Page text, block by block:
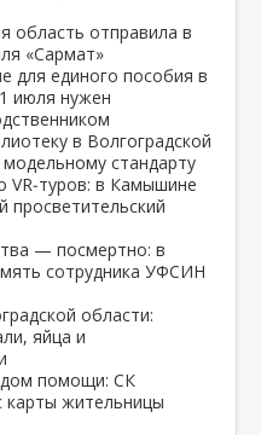
область отправила в
«Сармат»
для единого пособия в
июля нужен
в Волгоградской
стандарту
VR‑туров: в Камышине
просветительский
— посмертно: в
сотрудника УФСИН
области:
яйца и
помощи: СК
карты жительницы